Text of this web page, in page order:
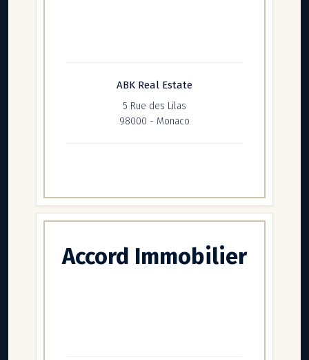
ABK Real Estate
5 Rue des Lilas
98000 - Monaco
Accord Immobilier